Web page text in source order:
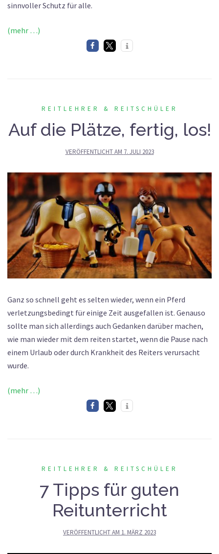
sinnvoller Schutz für alle.
(mehr …)
REITLEHRER & REITSCHÜLER
Auf die Plätze, fertig, los!
VERÖFFENTLICHT AM 7. JULI 2023
Ganz so schnell geht es selten wieder, wenn ein Pferd
verletzungsbedingt für einige Zeit ausgefallen ist. Genauso
sollte man sich allerdings auch Gedanken darüber machen,
wie man wieder mit dem reiten startet, wenn die Pause nach
einem Urlaub oder durch Krankheit des Reiters verursacht
wurde.
(mehr …)
REITLEHRER & REITSCHÜLER
7 Tipps für guten
Reitunterricht
VERÖFFENTLICHT AM 1. MÄRZ 2023